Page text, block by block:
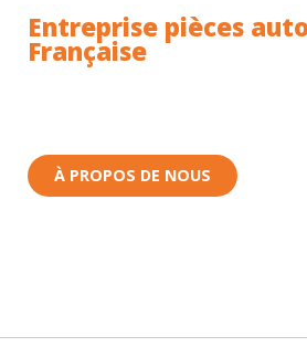
Entreprise pièces
Française
À PROPOS DE NOUS